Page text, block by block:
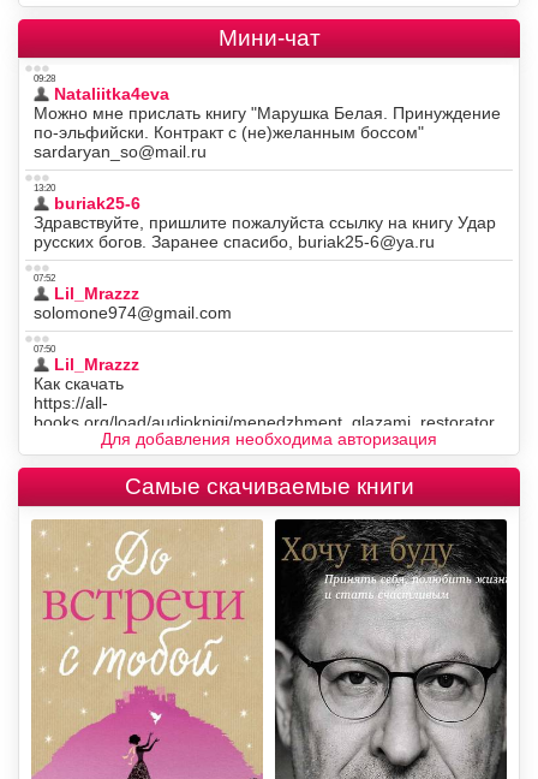
Мини-чат
Для добавления необходима авторизация
Самые скачиваемые книги